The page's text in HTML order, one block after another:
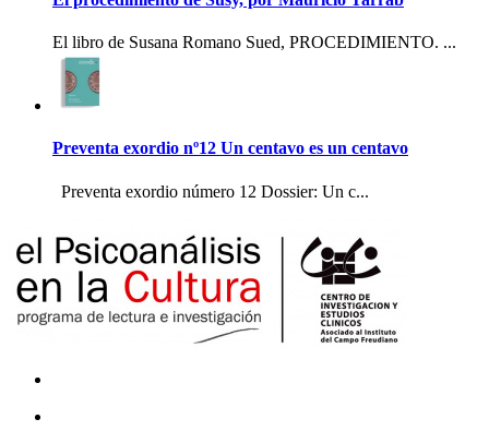
El libro de Susana Romano Sued, PROCEDIMIENTO. ...
Preventa exordio nº12 Un centavo es un centavo
Preventa exordio número 12 Dossier: Un c...